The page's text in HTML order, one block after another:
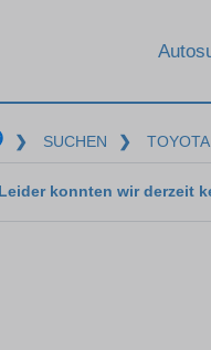
❯ SUCHEN ❯ TOYOTA
Leider konnten wir derzeit